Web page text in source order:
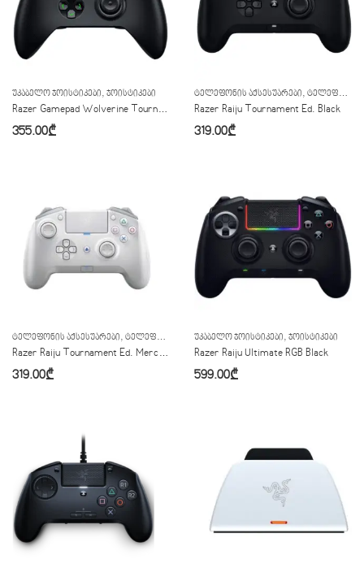
ᲣᲙᲐᲑᲔᲚᲝ ᲯᲝᲘᲡᲢᲘᲙᲔᲑᲘ, ᲯᲝᲘᲡᲢᲘᲙᲔᲑᲘ
Razer Gamepad Wolverine Tournament Ed. (For Xbox)
355.00₾
ᲢᲔᲚᲔᲤᲝᲜᲘᲡ ᲐᲥᲡᲔᲡᲣᲐᲠᲔᲑᲘ, ᲢᲔᲚᲔᲤᲝᲜᲘᲡ ᲯᲝᲘᲡᲢᲘᲙᲔᲑᲘ
Razer Raiju Tournament Ed. Black
319.00₾
ᲢᲔᲚᲔᲤᲝᲜᲘᲡ ᲐᲥᲡᲔᲡᲣᲐᲠᲔᲑᲘ, ᲢᲔᲚᲔᲤᲝᲜᲘᲡ ᲯᲝᲘᲡᲢᲘᲙᲔᲑᲘ ,ᲣᲙᲐᲑᲔᲚᲝ ᲯᲝᲘᲡᲢᲘᲙᲔᲑᲘ,
Razer Raiju Tournament Ed. Mercury White
319.00₾
ᲣᲙᲐᲑᲔᲚᲝ ᲯᲝᲘᲡᲢᲘᲙᲔᲑᲘ, ᲯᲝᲘᲡᲢᲘᲙᲔᲑᲘ
Razer Raiju Ultimate RGB Black
599.00₾